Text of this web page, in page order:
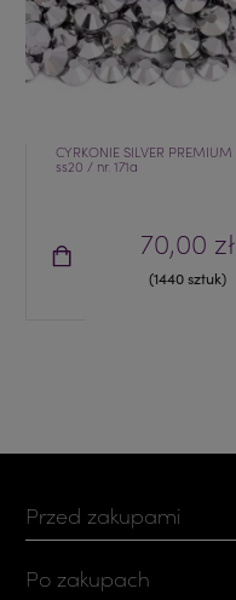
CYRKONIE SILVER PREMIUM
ss20 / nr. 171a
70,00 zł
(1440 sztuk)
Przed zakupami
Po zakupach